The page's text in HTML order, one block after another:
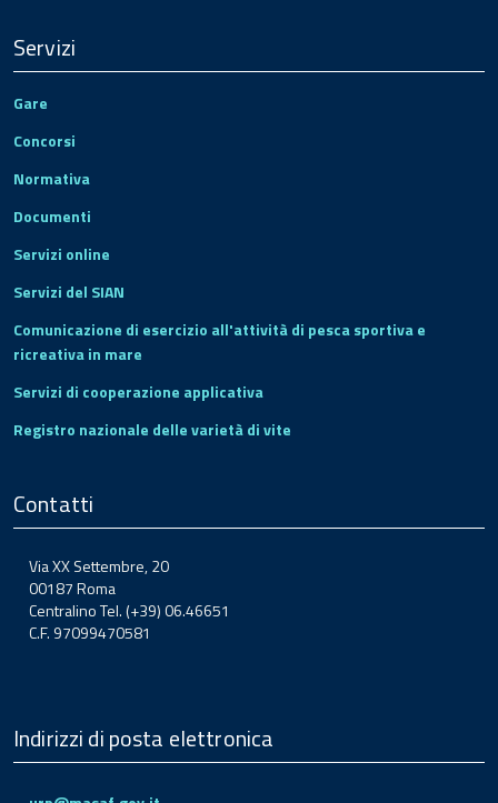
Servizi
Gare
Concorsi
Normativa
Documenti
Servizi online
Servizi del SIAN
Comunicazione di esercizio all'attività di pesca sportiva e
ricreativa in mare
Servizi di cooperazione applicativa
Registro nazionale delle varietà di vite
Contatti
Via XX Settembre, 20
00187 Roma
Centralino Tel. (+39) 06.46651
C.F. 97099470581
Indirizzi di posta elettronica